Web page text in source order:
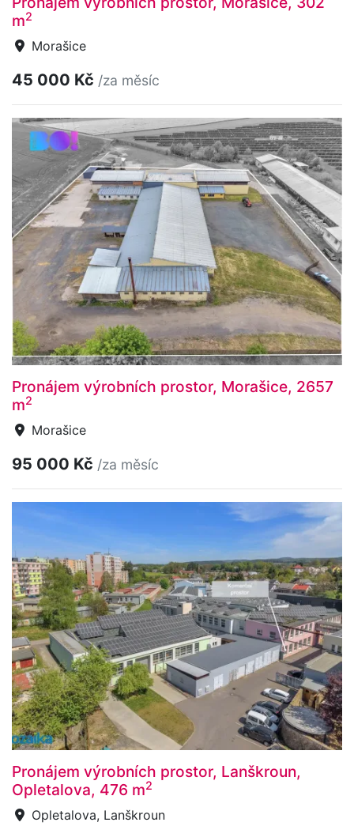
m2
Morašice
45 000 Kč /za měsíc
Pronájem výrobních prostor, Morašice, 2657
m2
Morašice
95 000 Kč /za měsíc
Pronájem výrobních prostor, Lanškroun,
Opletalova, 476 m2
Opletalova, Lanškroun